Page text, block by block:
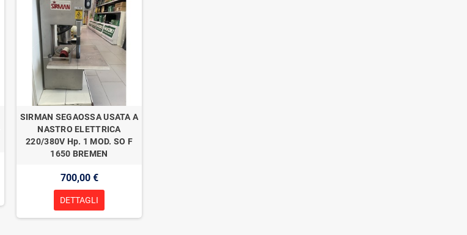
SIRMAN SEGAOSSA USATA A
NASTRO ELETTRICA
220/380V Hp. 1 MOD. SO F
1650 BREMEN
700,00 €
DETTAGLI